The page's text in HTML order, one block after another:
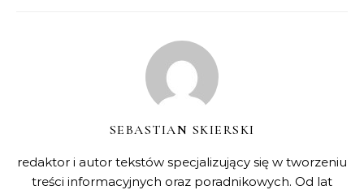
SEBASTIAN SKIERSKI
redaktor i autor tekstów specjalizujący się w tworzeniu
treści informacyjnych oraz poradnikowych. Od lat